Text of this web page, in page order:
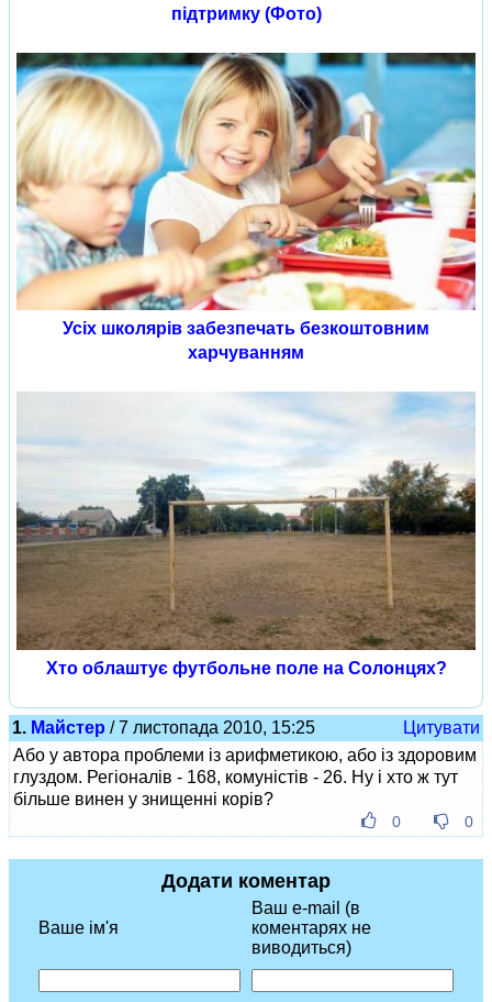
підтримку (Фото)
Усіх школярів забезпечать безкоштовним
харчуванням
Хто облаштує футбольне поле на Солонцях?
1. Майстер / 7 листопада 2010, 15:25
Цитувати
Або у автора проблеми із арифметикою, або із здоровим
глуздом. Регіоналів - 168, комуністів - 26. Ну і хто ж тут
більше винен у знищенні корів?
0 0
Додати коментар
Ваше ім'я
Ваш e-mail (в
коментарях не
виводиться)